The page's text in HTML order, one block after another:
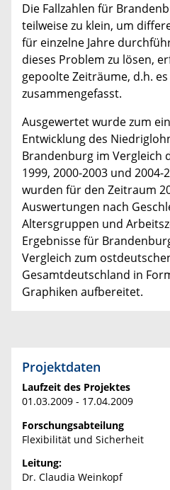
Die Fallzahlen für
teilweise zu klein, um
für einzelne Jahre
dieses Problem zu lösen,
gepoolte Zeiträume, d.h.
zusammengefasst.
Ausgewertet wurde zum
Entwicklung des
Brandenburg im Vergleich
1999, 2000-2003 und
wurden für den Zeitraum
Auswertungen nach
Altersgruppen und
Ergebnisse für
Vergleich zum
Gesamtdeutschland in
Graphiken aufbereitet.
Projektdaten
Laufzeit des Projektes
01.03.2009 - 17.04.2009
Forschungsabteilung
Flexibilität und Sicherheit
Leitung:
Dr. Claudia Weinkopf